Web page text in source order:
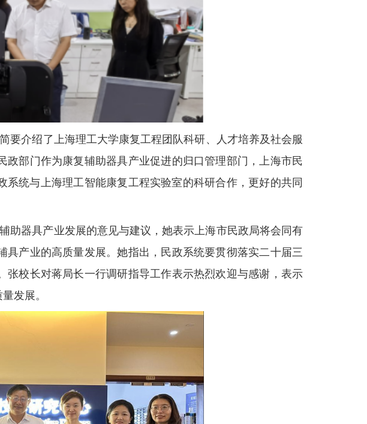
简要介绍了上海理工大学康复工程团队科研、人才培养及社会服
政部门作为康复辅助器具产业促进的归口管理部门，上海市民
统与上海理工智能康复工程实验室的科研合作，更好的共同
助器具产业发展的意见与建议，她表示上海市民政局将会同有
具产业的高质量发展。她指出，民政系统要贯彻落实二十届三
张校长对蒋局长一行调研指导工作表示热烈欢迎与感谢 ， 表示
发展。